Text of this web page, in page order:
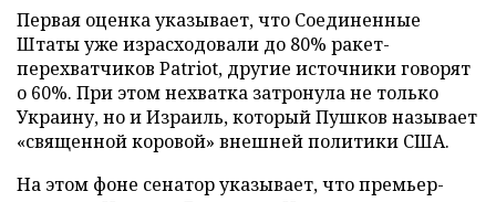
Первая оценка указывает, что Соединенные
Штаты уже израсходовали до 80% ракет-
перехватчиков Patriot, другие источники говорят
о 60%. При этом нехватка затронула не только
Украину, но и Израиль, который Пушков называет
«священной коровой» внешней политики США.
На этом фоне сенатор указывает, что премьер-